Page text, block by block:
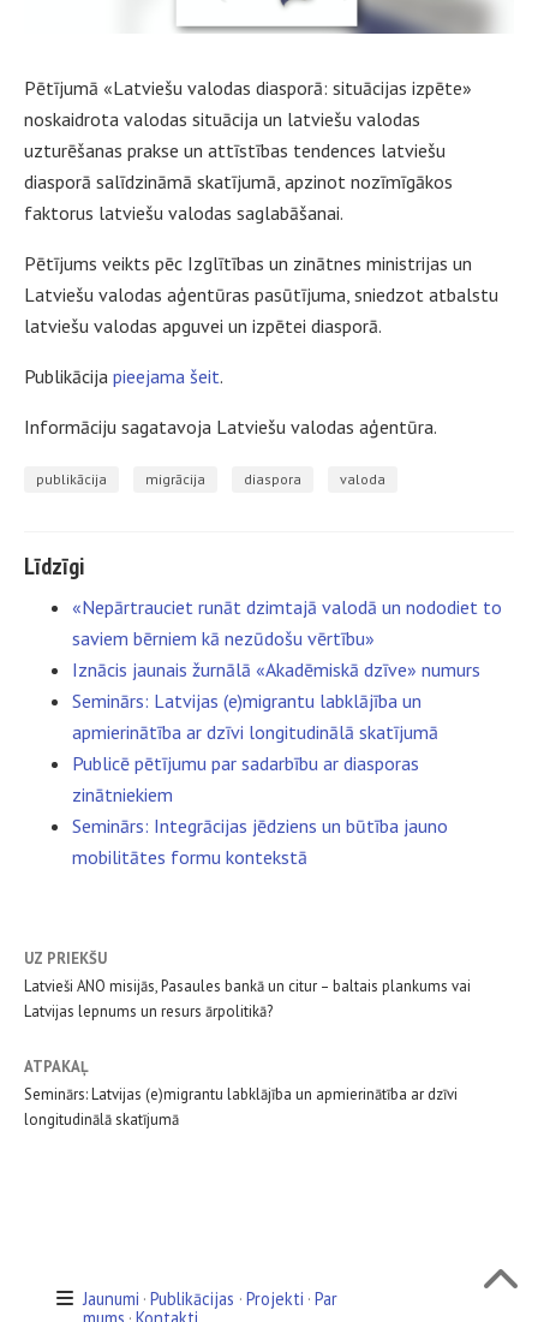
Pētījumā «Latviešu valodas diasporā: situācijas izpēte»
noskaidrota valodas situācija un latviešu valodas
uzturēšanas prakse un attīstības tendences latviešu
diasporā salīdzināmā skatījumā, apzinot nozīmīgākos
faktorus latviešu valodas saglabāšanai.
Pētījums veikts pēc Izglītības un zinātnes ministrijas un
Latviešu valodas aģentūras pasūtījuma, sniedzot atbalstu
latviešu valodas apguvei un izpētei diasporā.
Publikācija pieejama šeit.
Informāciju sagatavoja Latviešu valodas aģentūra.
publikācija migrācija diaspora valoda
Līdzīgi
«Nepārtrauciet runāt dzimtajā valodā un nododiet to
saviem bērniem kā nezūdošu vērtību»
Iznācis jaunais žurnālā «Akadēmiskā dzīve» numurs
Seminārs: Latvijas (e)migrantu labklājība un
apmierinātība ar dzīvi longitudinālā skatījumā
Publicē pētījumu par sadarbību ar diasporas
zinātniekiem
Seminārs: Integrācijas jēdziens un būtība jauno
mobilitātes formu kontekstā
UZ PRIEKŠU
Latvieši ANO misijās, Pasaules bankā un citur – baltais plankums vai
Latvijas lepnums un resurs ārpolitikā?
ATPAKAĻ
Seminārs: Latvijas (e)migrantu labklājība un apmierinātība ar dzīvi
longitudinālā skatījumā
Jaunumi Publikācijas Projekti Par